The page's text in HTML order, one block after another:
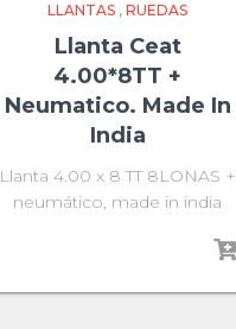
LLANTAS ,RUEDAS
Llanta Ceat
4.00*8TT +
Neumatico. Made In
India
Llanta 4.00 x 8 TT 8LONAS +
neumático, made in india